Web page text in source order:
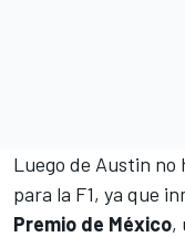
Luego de Austin no
para la F1, ya que
Premio de México,